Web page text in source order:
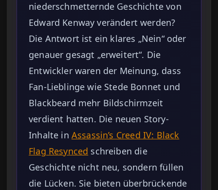
niederschmetternde Geschichte von
Edward Kenway verändert werden?
Die Antwort ist ein klares „Nein“ oder
genauer gesagt „erweitert“. Die
Entwickler waren der Meinung, dass
Fan-Lieblinge wie Stede Bonnet und
Blackbeard mehr Bildschirmzeit
verdient hatten. Die neuen Story-
Inhalte in Assassin’s Creed IV: Black
Flag Resynced schreiben die
Geschichte nicht neu, sondern füllen
die Lücken. Sie bieten überbrückende